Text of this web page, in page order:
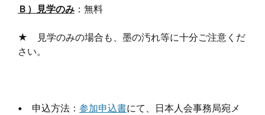
Ｂ）見学のみ ：無料
★ 見学のみの場合も、墨の汚れ等に十分ご注意くだ
さい。
• 申込方法： 参加申込書にて、日本人会事務局宛メ